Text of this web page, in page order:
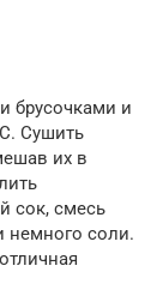
брусочками и
Сушить
их в
сок, смесь
немного соли.